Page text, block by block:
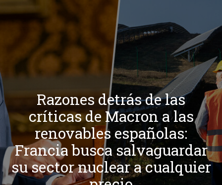
Razones detrás de las
críticas de Macron a las
renovables españolas:
Francia busca salvaguardar
su sector nuclear a cualquier